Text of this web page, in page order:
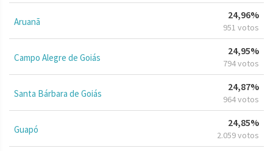
Aruanã
24,96%
951 votos
Campo Alegre de Goiás
24,95%
794 votos
Santa Bárbara de Goiás
24,87%
964 votos
Guapó
24,85%
2.059 votos